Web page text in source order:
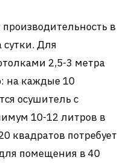
в
сутки. Для
2,5-3 метра
на каждые 10
осушитель с
10-12 литров в
квадратов потребует
помещения в 40